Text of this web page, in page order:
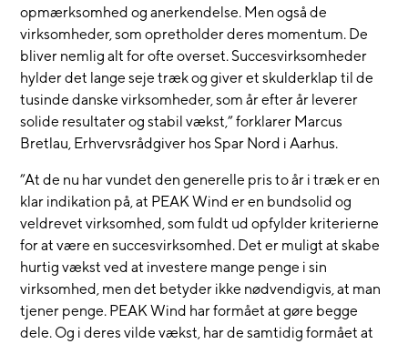
opmærksomhed og anerkendelse. Men også de
virksomheder, som opretholder deres momentum. De
bliver nemlig alt for ofte overset. Succesvirksomheder
hylder det lange seje træk og giver et skulderklap til de
tusinde danske virksomheder, som år efter år leverer
solide resultater og stabil vækst,” forklarer Marcus
Bretlau, Erhvervsrådgiver hos Spar Nord i Aarhus.
”At de nu har vundet den generelle pris to år i træk er en
klar indikation på, at PEAK Wind er en bundsolid og
veldrevet virksomhed, som fuldt ud opfylder kriterierne
for at være en succesvirksomhed. Det er muligt at skabe
hurtig vækst ved at investere mange penge i sin
virksomhed, men det betyder ikke nødvendigvis, at man
tjener penge. PEAK Wind har formået at gøre begge
dele. Og i deres vilde vækst, har de samtidig formået at